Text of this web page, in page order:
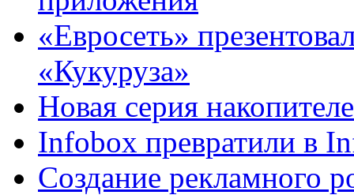
«Евросеть»
«Кукуруза»
Новая серия
Infobox превратили в
Создание рекламного